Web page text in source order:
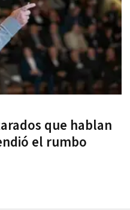
que hablan
el rumbo